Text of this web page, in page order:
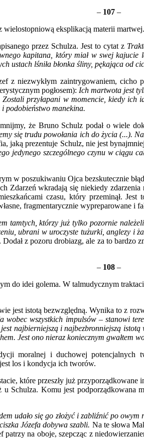
– 107 –
wielostopniową eksplikacją materii martwej.
przez Schulza. Jest to cytat z
kapitana, który miał w swej
ustach lśniła błonka śliny, pękająca od
z niezwykłym zaintrygowaniem,
pogłosem): Ich martwota jest
przyłapani w momencie, kiedy ich
podobieństwo manekina.
że Bruno Schulz podał o wiele
się trudu powołania ich do życia (...).
jaką prezentuje Schulz, nie jest
jedynego szczególnego czynu w ciągu
w poszukiwaniu Ojca bezskutecznie
Zdarzeń wkradają się niekiedy
czasu, który przeminął.
fragmentarycznie wypreparowane i
tamtych, którzy już tylko pozornie
ubrani w uroczyste tużurki, anglezy i
z pozoru drobiazg, ale za to
– 108 –
do idei golema. W talmudycznym
jest istotą bezwzględną. Wynika to z
wobec wszystkich impulsów – stanowi
najbierniejszą i najbezbronniejszą
Jest ono nieraz koniecznym gwałtem
moralnej i duchowej potencjalnych
los i kondycja ich tworów.
które przeszły już
Schulza. Komu jest
udało się go złożyć i zabliźnić po
Józefa dobywa szabli. Na te słowa
patrzy na oboje, szepcząc z